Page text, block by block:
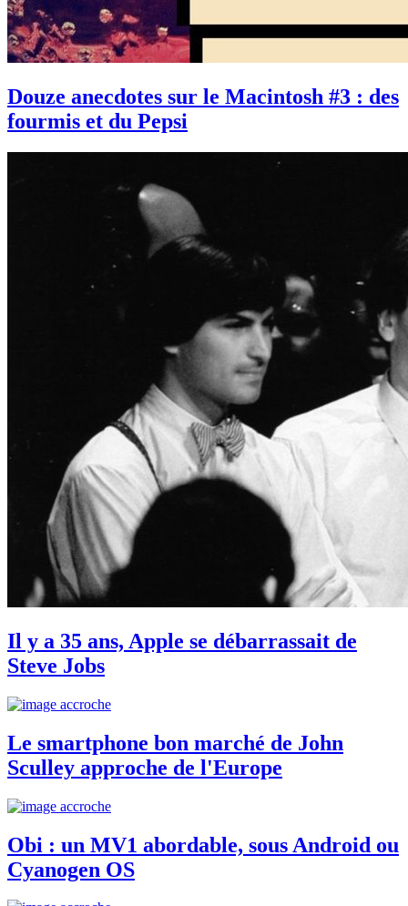
Douze anecdotes sur le Macintosh #3 : des
fourmis et du Pepsi
Il y a 35 ans, Apple se débarrassait de
Steve Jobs
Le smartphone bon marché de John
Sculley approche de l'Europe
Obi : un MV1 abordable, sous Android ou
Cyanogen OS